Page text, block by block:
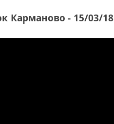
Карманово - 15/03/18